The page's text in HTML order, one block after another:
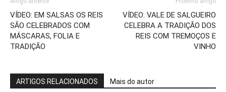
VÍDEO: EM SALSAS OS REIS
SÃO CELEBRADOS COM
MÁSCARAS, FOLIA E
TRADIÇÃO
VÍDEO: VALE DE SALGUEIRO
CELEBRA A TRADIÇÃO DOS
REIS COM TREMOÇOS E
VINHO
ARTIGOS RELACIONADOS Mais do autor